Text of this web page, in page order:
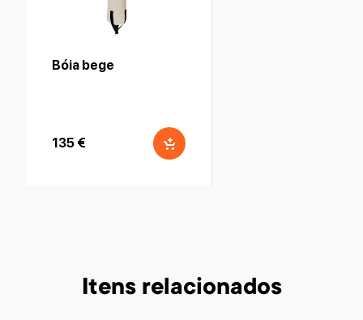
Bóia bege
135 €
Itens relacionados